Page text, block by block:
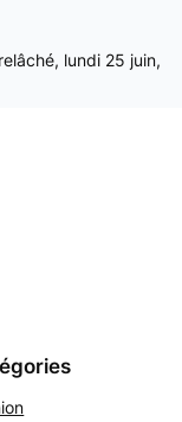
lundi 25 juin,